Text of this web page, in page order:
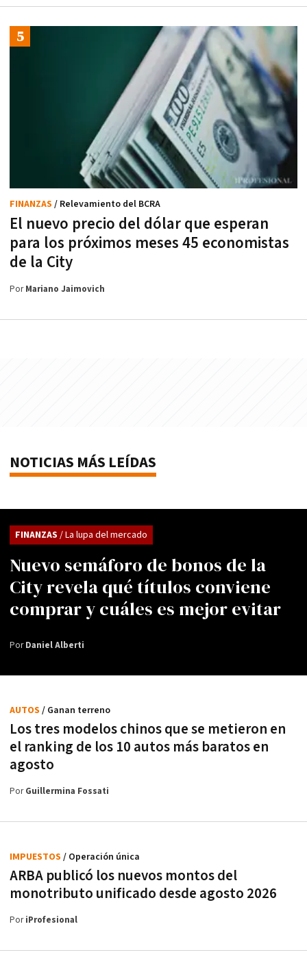
El nuevo precio del dólar que esperan
para los próximos meses 45 economistas
de la City
FINANZAS / Relevamiento del BCRA
PorMariano Jaimovich
NOTICIAS MÁS LEÍDAS
Nuevo semáforo de bonos de la
City revela qué títulos conviene
comprar y cuáles es mejor evitar
FINANZAS / La lupa del mercado
PorDaniel Alberti
Los tres modelos chinos que se metieron en
el ranking de los 10 autos más baratos en
agosto
AUTOS / Ganan terreno
PorGuillermina Fossati
ARBA publicó los nuevos montos del
monotributo unificado desde agosto 2026
IMPUESTOS / Operación única
PoriProfesional